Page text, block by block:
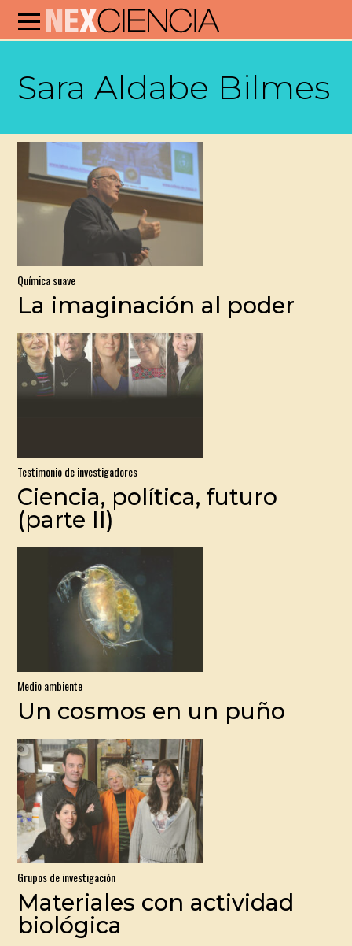
Sara Aldabe Bilmes
Química suave
La imaginación al poder
Testimonio de investigadores
Ciencia, política, futuro
(parte II)
Medio ambiente
Un cosmos en un puño
Grupos de investigación
Materiales con actividad
biológica